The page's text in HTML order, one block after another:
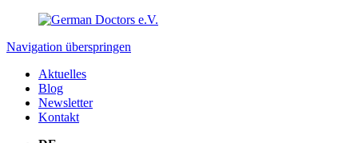
Navigation überspringen
Aktuelles
Blog
Newsletter
Kontakt